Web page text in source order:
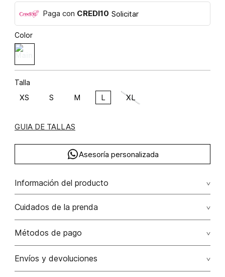
Paga con CREDI10 Solicitar
Color
Talla
XS S M L XL
GUIA DE TALLAS
Asesoría personalizada
Información del producto
Blusa con amarre algodón 100% 100.00% algodón/cotton
Cuidados de la prenda
Lavar a mano por separado / no dejar en remojo / no
No usar lejia
Métodos de pago
Tarjetas de crédito: Visa, Dinners, Master Card y American
Envíos y devoluciones